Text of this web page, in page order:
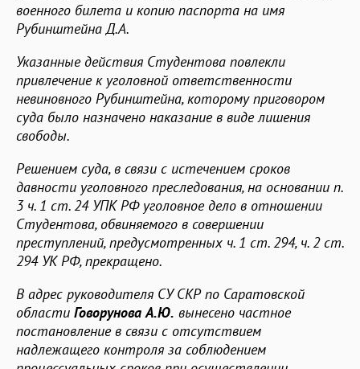
военного билета и копию паспорта на имя
Рубинштейна Д.А.
Указанные действия Студентова повлекли
привлечение к уголовной ответственности
невиновного Рубинштейна, которому приговором
суда было назначено наказание в виде лишения
свободы.
Решением суда, в связи с истечением сроков
давности уголовного преследования, на основании п.
3 ч. 1 ст. 24 УПК РФ уголовное дело в отношении
Студентова, обвиняемого в совершении
преступлений, предусмотренных ч. 1 ст. 294, ч. 2 ст.
294 УК РФ, прекращено.
В адрес руководителя СУ СКР по Саратовской
области Говорунова А.Ю. вынесено частное
постановление в связи с отсутствием
надлежащего контроля за соблюдением